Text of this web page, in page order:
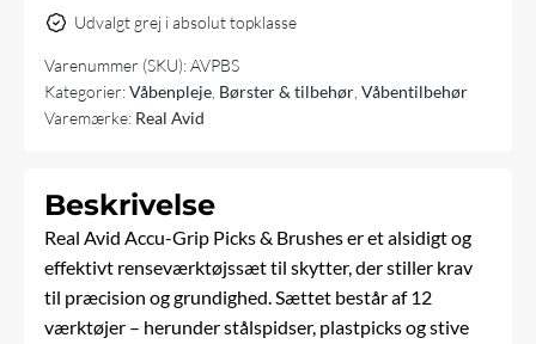
Brushes
antal
Udvalgt grej i absolut topklasse
Varenummer (SKU):AVPBS
Kategorier:Våbenpleje Børster & tilbehør ,Våbentilbehør
Varemærke: Real Avid
Beskrivelse
Real Avid Accu-Grip Picks & Brushes er et alsidigt og
effektivt renseværktøjssæt til skytter, der stiller krav
til præcision og grundighed. Sættet består af 12
værktøjer – herunder stålspidser, plastpicks og stive